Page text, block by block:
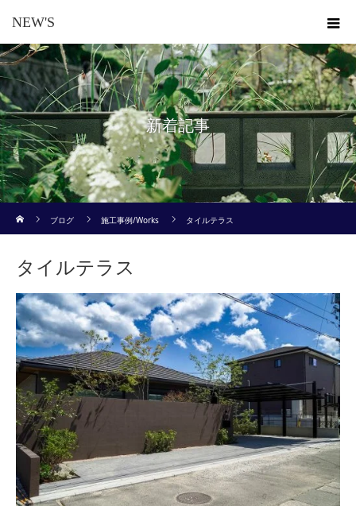
NEW'S
新着記事
ブログ
施工事例/Works タイルテラス
タイルテラス